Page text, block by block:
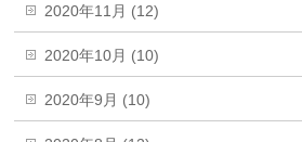
2020年11月 (12)
2020年10月 (10)
2020年9月 (10)